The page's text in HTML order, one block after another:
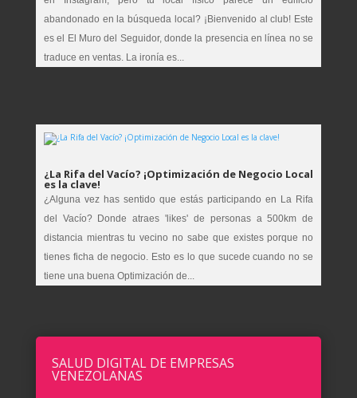
abandonado en la búsqueda local? ¡Bienvenido al club! Este
es el El Muro del Seguidor, donde la presencia en línea no se
traduce en ventas. La ironía es...
¿La Rifa del Vacío? ¡Optimización de Negocio Local
es la clave!
¿Alguna vez has sentido que estás participando en La Rifa
del Vacío? Donde atraes 'likes' de personas a 500km de
distancia mientras tu vecino no sabe que existes porque no
tienes ficha de negocio. Esto es lo que sucede cuando no se
tiene una buena Optimización de...
SALUD DIGITAL DE EMPRESAS
VENEZOLANAS